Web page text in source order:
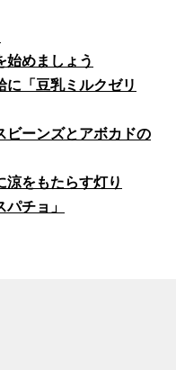
始めましょう
に「豆乳ミルクゼリ
ビーンズとアボカドの
をもたらす灯り
チョ」